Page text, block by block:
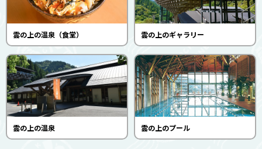
雲の上の温泉（食堂） 雲の上のギャラリー
雲の上の温泉 雲の上のプール